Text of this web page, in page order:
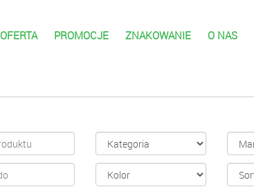
OFERTA PROMOCJE ZNAKOWANIE O NAS